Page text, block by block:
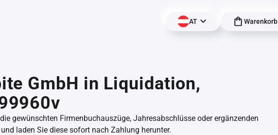
AT Warenkorb
GmbH in Liquidation,
gewünschten Firmenbuchauszüge, Jahresabschlüsse oder ergänzenden
laden Sie diese sofort nach Zahlung herunter.